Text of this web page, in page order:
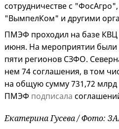
сотрудничестве с
"ВымпелКом" и другими
ПМЭФ проходил на базе
июня. На мероприятии были
пяти регионов СЗФО.
нем 74 соглашения, в том
на общую сумму 731,72 млрд
ПМЭФ подписала
Екатерина Гусева / Фото: